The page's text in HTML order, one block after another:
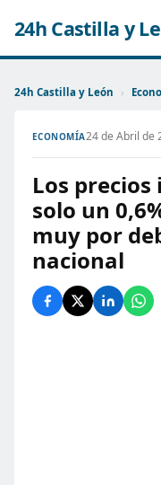
24h Castilla y
24h Castilla y León ›
ECONOMÍA24 de Abril de
Los
solo un
muy por
nacional